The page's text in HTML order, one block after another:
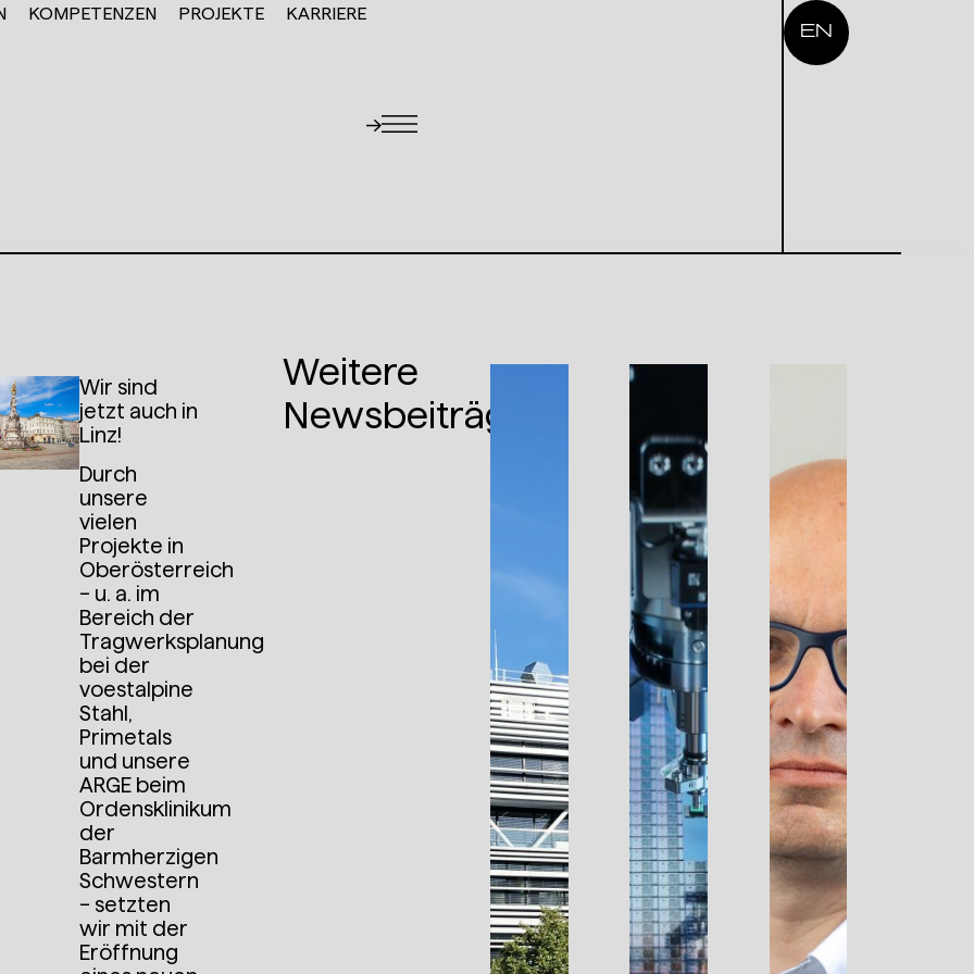
KOMPETENZEN PROJEKTE KARRIERE
EN
Wir sind
jetzt auch in
Linz!
Durch
unsere
vielen
Projekte in
Oberösterreich
– u. a. im
Bereich der
Tragwerksplanung
bei der
voestalpine
Stahl,
Primetals
und unsere
ARGE beim
Ordensklinikum
der
Barmherzigen
Schwestern
– setzten
wir mit der
Eröffnung
Weitere
Newsbeiträge: